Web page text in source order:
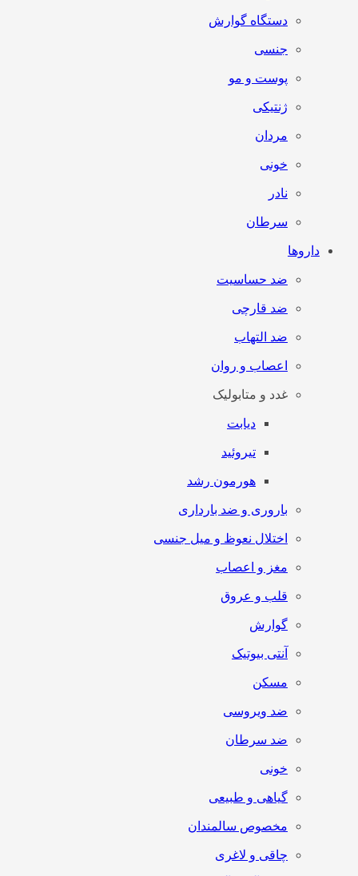
دستگاه گوارش
جنسی
پوست و مو
ژنتیکی
مردان
خونی
نادر
سرطان
داروها
ضد حساسیت
ضد قارچی
ضد التهاب
اعصاب و روان
غدد و متابولیک
دیابت
تیروئید
هورمون رشد
باروری و ضد بارداری
اختلال نعوظ و میل جنسی
مغز و اعصاب
قلب و عروق
گوارش
آنتی‌ بیوتیک
مسکن
ضد ویروسی
ضد سرطان
خونی
گیاهی و طبیعی
مخصوص سالمندان
چاقی و لاغری